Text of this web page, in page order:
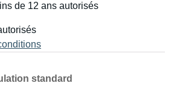
de 12 ans autorisés
standard